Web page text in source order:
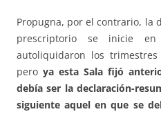
Propugna, por el contrario, la
prescriptorio se inicie
autoliquidaron los
pero ya esta Sala fijó
debía ser la declaración-
siguiente aquel en que se